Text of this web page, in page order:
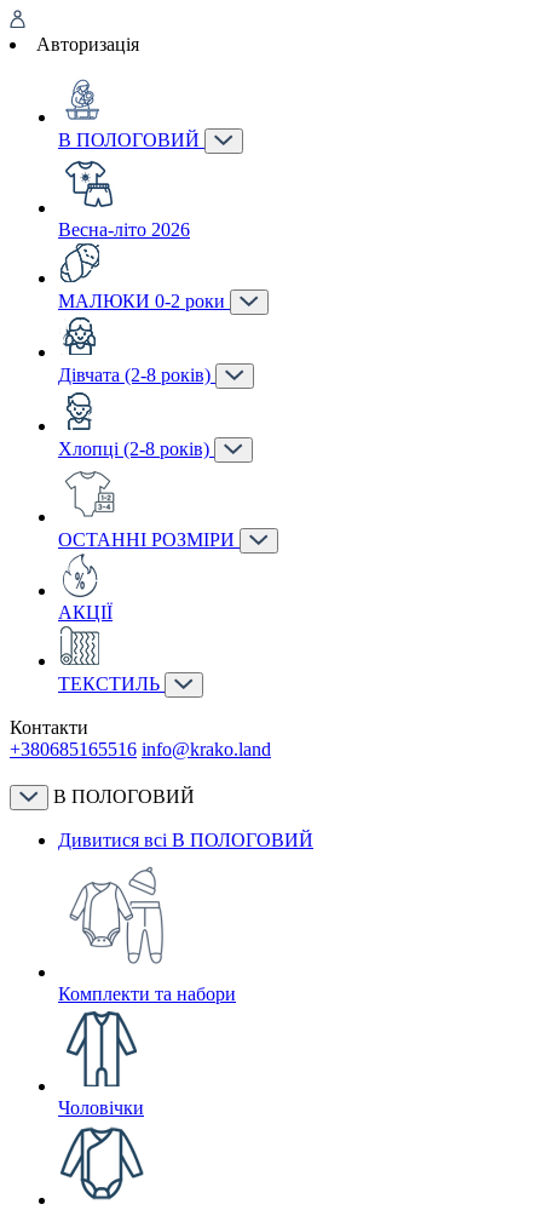
Авторизація
В ПОЛОГОВИЙ
Весна-літо 2026
МАЛЮКИ 0-2 роки
Дівчата (2-8 років)
Хлопці (2-8 років)
ОСТАННІ РОЗМІРИ
АКЦІЇ
ТЕКСТИЛЬ
Контакти
+380685165516 info@krako.land
В ПОЛОГОВИЙ
Дивитися всі В ПОЛОГОВИЙ
Комплекти та набори
Чоловічки